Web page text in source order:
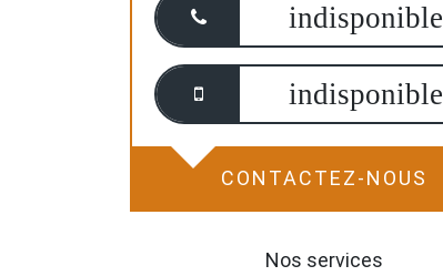
indisponible
indisponible
CONTACTEZ-NOUS
Nos services